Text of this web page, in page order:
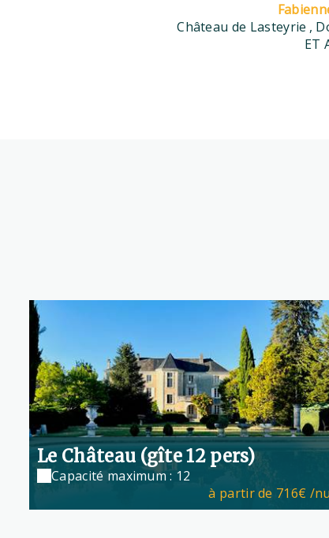
Château de Lasteyrie ,
ET
Le Château (gîte 12 pers)
Capacité maximum : 12
à partir de 716€ /